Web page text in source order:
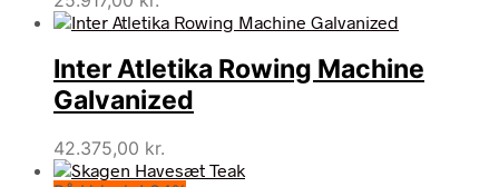
Inter Atletika Rowing Machine
Galvanized
42.375,00 kr.